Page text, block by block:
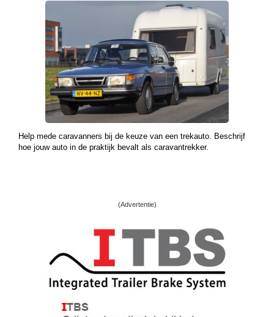
Help mede caravanners bij de keuze van een trekauto. Beschrijf
hoe jouw auto in de praktijk bevalt als caravantrekker.
(Advertentie)